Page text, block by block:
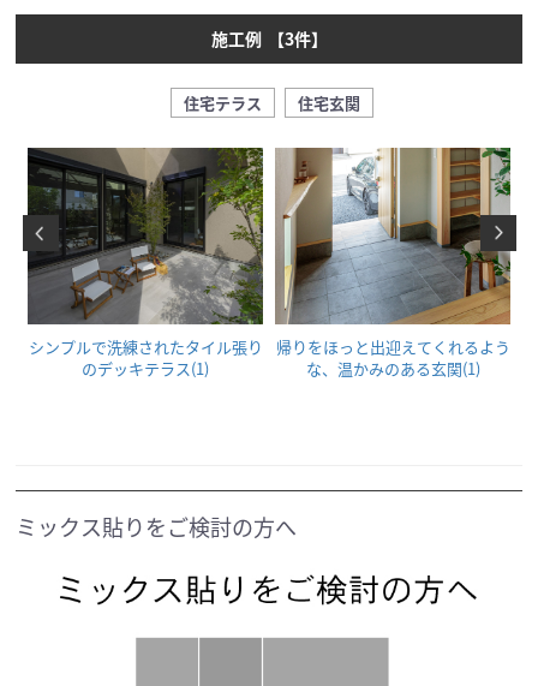
施工例 【3件】
住宅テラス 住宅玄関
シンプルで洗練されたタイル張り
のデッキテラス(1)
帰りをほっと出迎えてくれるよう
な、温かみのある玄関(1)
ミックス貼りをご検討の方へ